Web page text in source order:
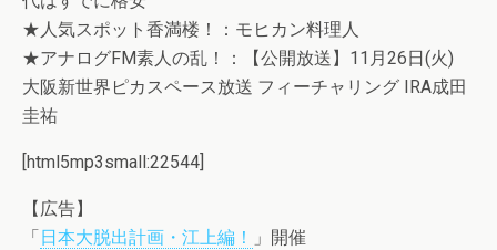
★人気スポット香満楼！：モヒカン料理人
★アナログFM素人の乱！：【公開放送】11月26日(火)
大阪新世界ピカスペース放送 フィーチャリング IRA成田
圭祐
[html5mp3small:22544]
【広告】
「日本大脱出計画・江上編！ 」開催